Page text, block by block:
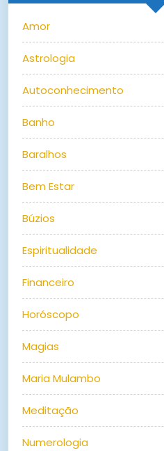
Amor
Astrologia
Autoconhecimento
Banho
Baralhos
Bem Estar
Búzios
Espiritualidade
Financeiro
Horóscopo
Magias
Maria Mulambo
Meditação
Numerologia